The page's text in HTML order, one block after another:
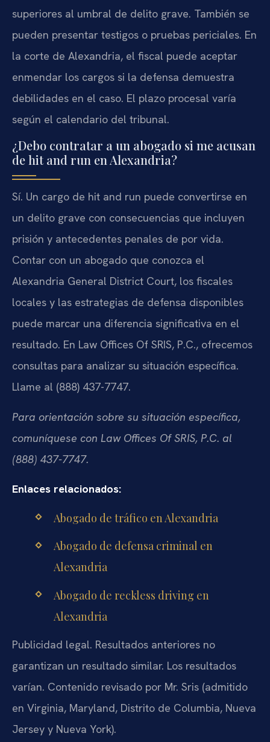
superiores al umbral de delito grave. También se
pueden presentar testigos o pruebas periciales. En
la corte de Alexandria, el fiscal puede aceptar
enmendar los cargos si la defensa demuestra
debilidades en el caso. El plazo procesal varía
según el calendario del tribunal.
¿Debo contratar a un abogado si me acusan
de hit and run en Alexandria?
Sí. Un cargo de hit and run puede convertirse en
un delito grave con consecuencias que incluyen
prisión y antecedentes penales de por vida.
Contar con un abogado que conozca el
Alexandria General District Court, los fiscales
locales y las estrategias de defensa disponibles
puede marcar una diferencia significativa en el
resultado. En Law Offices Of SRIS, P.C., ofrecemos
consultas para analizar su situación específica.
Llame al (888) 437-7747.
Para orientación sobre su situación específica,
comuníquese con Law Offices Of SRIS, P.C. al
(888) 437-7747.
Enlaces relacionados:
Abogado de tráfico en Alexandria
Abogado de defensa criminal en
Alexandria
Abogado de reckless driving en
Alexandria
Publicidad legal. Resultados anteriores no
garantizan un resultado similar. Los resultados
varían. Contenido revisado por Mr. Sris (admitido
en Virginia, Maryland, Distrito de Columbia, Nueva
Jersey y Nueva York).